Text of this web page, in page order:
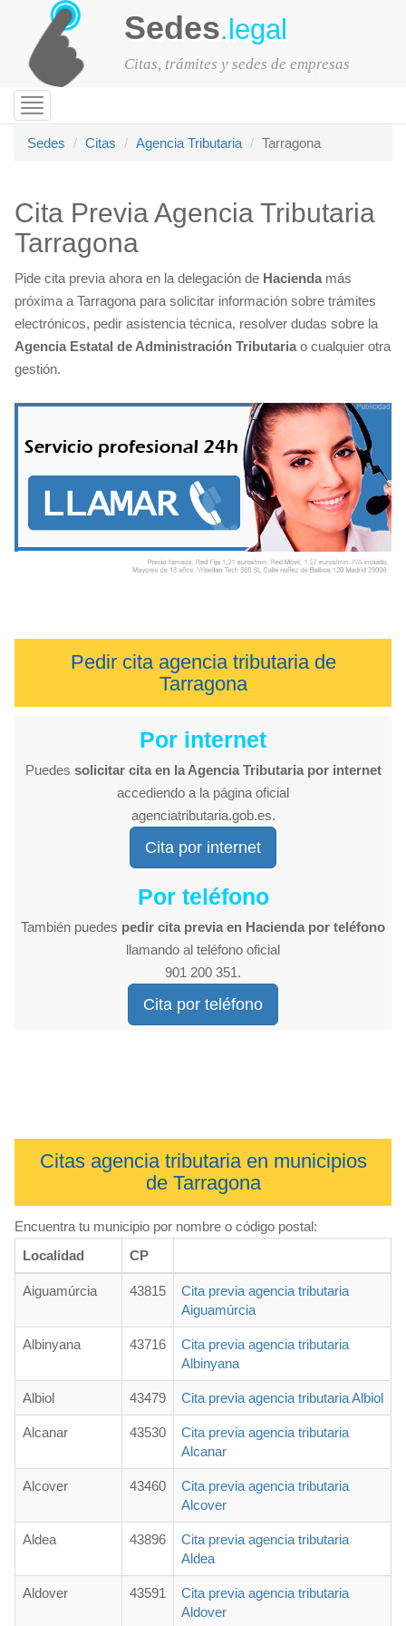
Sedes.legal
Citas, trámites y sedes de empresas
Toggle
navigation
Sedes
Citas Agencia Tributaria Tarragona
Cita Previa Agencia Tributaria
Tarragona
Pide cita previa ahora en la delegación de Hacienda más
próxima a Tarragona para solicitar información sobre trámites
electrónicos, pedir asistencia técnica, resolver dudas sobre la
Agencia Estatal de Administración Tributaria o cualquier otra
gestión.
Pedir cita agencia tributaria de
Tarragona
Por internet
Puedes solicitar cita en la Agencia Tributaria por internet
accediendo a la página oficial
agenciatributaria.gob.es.
Cita por internet
Por teléfono
También puedes pedir cita previa en Hacienda por teléfono
llamando al teléfono oficial
901 200 351.
Cita por teléfono
Citas agencia tributaria en municipios
de Tarragona
Encuentra tu municipio por nombre o código postal:
Localidad
CP
Aiguamúrcia 43815
Cita previa agencia tributaria
Aiguamúrcia
Albinyana 43716
Cita previa agencia tributaria
Albinyana
Albiol 43479 Cita previa agencia tributaria Albiol
Alcanar 43530
Cita previa agencia tributaria
Alcanar
Alcover 43460
Cita previa agencia tributaria
Alcover
Aldea 43896
Cita previa agencia tributaria
Aldea
Aldover 43591
Cita previa agencia tributaria
Aldover